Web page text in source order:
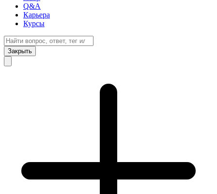
Q&A
Карьера
Курсы
Закрыть